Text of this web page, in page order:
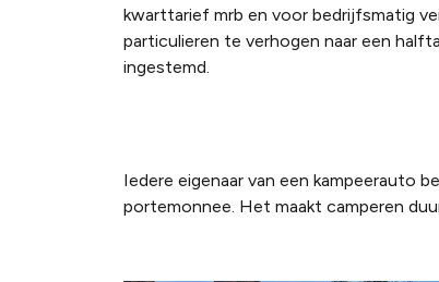
kwarttarief mrb en voor bedrijfsmatig
particulieren te verhogen naar een
ingestemd.
Iedere eigenaar van een kampeerauto
portemonnee. Het maakt camperen